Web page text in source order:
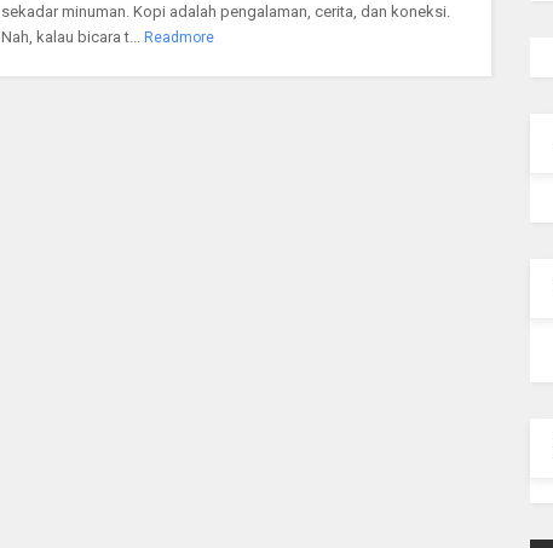
sekadar minuman. Kopi adalah pengalaman, cerita, dan koneksi.
Nah, kalau bicara t...
Readmore